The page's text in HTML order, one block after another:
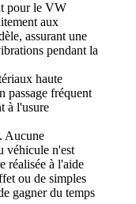
pour le VW
aux
assurant une
pendant la
haute
passage fréquent
à l'usure
Aucune
véhicule n'est
réalisée à l'aide
ou de simples
gagner du temps